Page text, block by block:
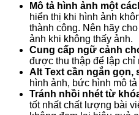
Mô tả hình ảnh một
hiển thị khi hình ảnh
thành công. Nên hãy
ảnh khi không thấy ảnh.
Cung cấp ngữ cảnh
được thu thập để lập chỉ
Alt Text cần ngắn gọn,
hình ảnh, bức hình mô
Tránh nhồi nhét từ
tốt nhất chất lượng bài